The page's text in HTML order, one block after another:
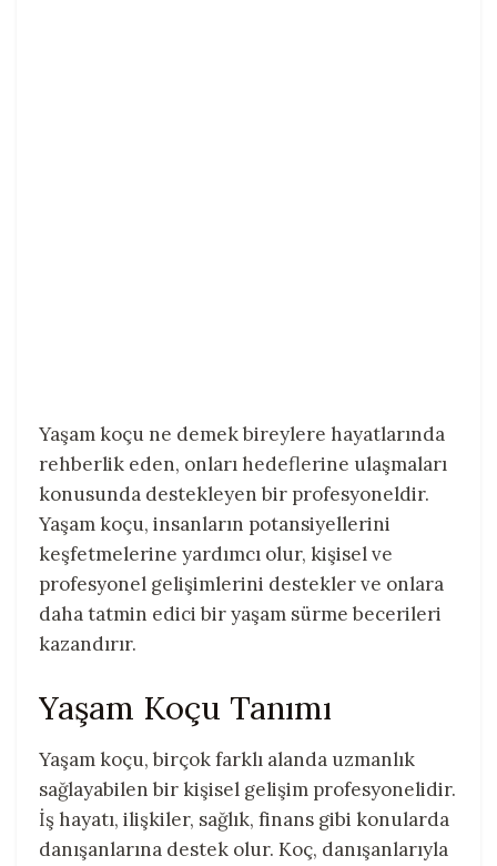
Yaşam koçu ne demek bireylere hayatlarında
rehberlik eden, onları hedeflerine ulaşmaları
konusunda destekleyen bir profesyoneldir.
Yaşam koçu, insanların potansiyellerini
keşfetmelerine yardımcı olur, kişisel ve
profesyonel gelişimlerini destekler ve onlara
daha tatmin edici bir yaşam sürme becerileri
kazandırır.
Yaşam Koçu Tanımı
Yaşam koçu, birçok farklı alanda uzmanlık
sağlayabilen bir kişisel gelişim profesyonelidir.
İş hayatı, ilişkiler, sağlık, finans gibi konularda
danışanlarına destek olur. Koç, danışanlarıyla